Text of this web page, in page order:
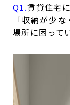
Q1.賃貸住宅
「収納が少
場所に困って